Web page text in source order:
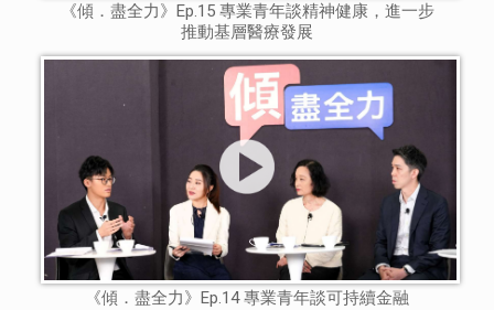
《傾．盡全力》Ep.15 專業青年談精神健康，進一步
推動基層醫療發展
《傾．盡全力》Ep.14 專業青年談可持續金融